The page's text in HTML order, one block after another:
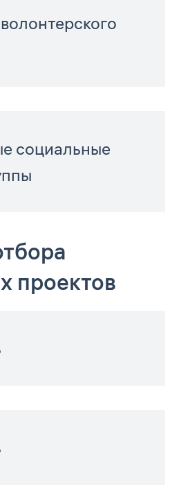
социальные
проектов